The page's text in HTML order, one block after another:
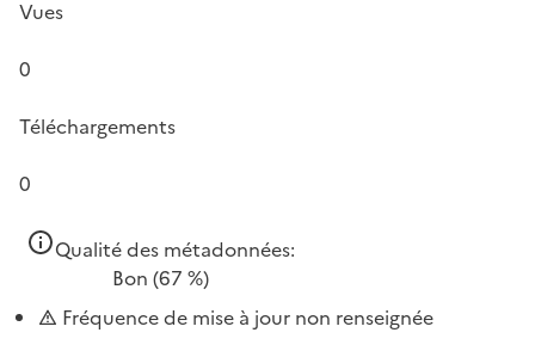
Vues
0
Téléchargements
0
Qualité des métadonnées:
Bon (67 %)
Fréquence de mise à jour non renseignée